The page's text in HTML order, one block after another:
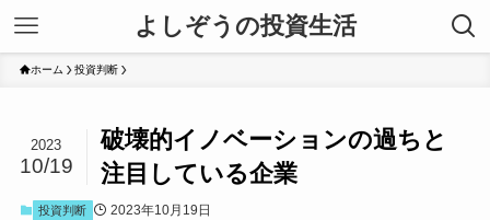
よしぞうの投資生活
ホーム 投資判断
破壊的イノベーションの過ちと
注目している企業
2023
10/19
投資判断 2023年10月19日